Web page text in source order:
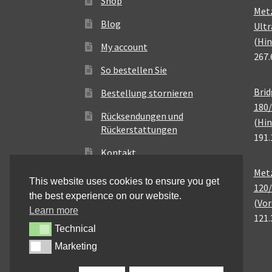
Blog
My account
So bestellen Sie
Bestellung stornieren
Rücksendungen und
Rückerstattungen
Kontakt
This website uses cookies to ensure you get
the best experience on our website.
Learn more
TechnicalTechnical
MarketingMarketing